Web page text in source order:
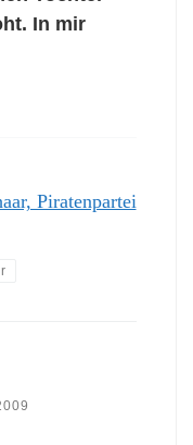
In mir
Piratenpartei